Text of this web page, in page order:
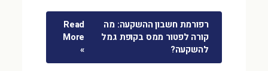
רפורמת חשבון ההשקעה: מה
קורה לפטור ממס בקופת גמל
להשקעה?
Read
More
»